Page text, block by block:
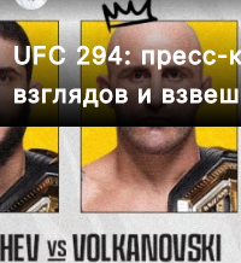
UFC 294: пресс-
взглядов и